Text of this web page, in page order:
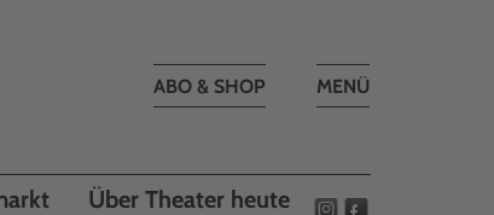
Toggle
MENÜ
ABO & SHOP
Über Theater heute